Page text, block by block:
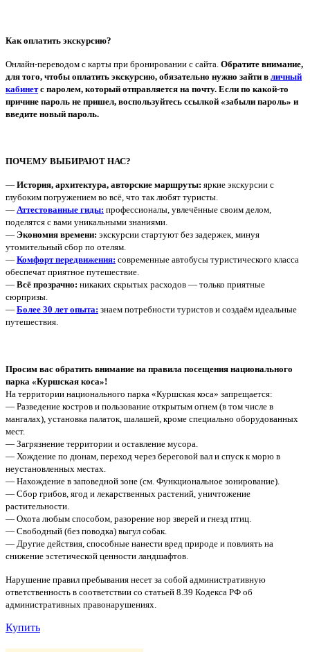
Как оплатить экскурсию?
Онлайн-переводом с карты при бронировании с сайта. Обратите внимание,
для того, чтобы оплатить экскурсию, обязательно нужно зайти в личный
кабинетс паролем, который отправляется на почту. Если по какой-то
причине пароль не пришел, воспользуйтесь ссылкой «забыли пароль» и
введите новый пароль.
ПОЧЕМУ ВЫБИРАЮТ НАС?
— История, архитектура, авторские маршруты: яркие экскурсии с
глубоким погружением во всё, что так любят туристы.
— Аттестованные гиды: профессионалы, увлечённые своим делом,
поделятся с вами уникальными знаниями.
— Экономия времени: экскурсии стартуют без задержек, минуя
утомительный сбор по отелям.
— Комфорт передвижения: современные автобусы туристического класса
обеспечат приятное путешествие.
— Всё прозрачно: никаких скрытых расходов — только приятные
сюрпризы.
— Более 30 лет опыта: знаем потребности туристов и создаём идеальные
путешествия.
Просим вас обратить внимание на правила посещения национального
парка «Куршская коса»!
На территории национального парка «Куршская коса» запрещается:
— Разведение костров и пользование открытым огнем (в том числе в
мангалах), установка палаток, шалашей, кроме специально оборудованных
мест.
— Загрязнение территории и оставление мусора.
— Хождение по дюнам, переход через береговой вал и спуск к морю в
неустановленных местах.
— Нахождение в заповедной зоне (см. Функциональное зонирование).
— Сбор грибов, ягод и лекарственных растений, уничтожение
растительности.
— Охота любым способом, разорение нор зверей и гнезд птиц.
— Свободный (без поводка) выгул собак.
— Другие действия, способные нанести вред природе и повлиять на
снижение эстетической ценности ландшафтов.
Нарушение правил пребывания несет за собой административную
ответственность в соответствии со статьей 8.39 Кодекса РФ об
административных правонарушениях.
Купить